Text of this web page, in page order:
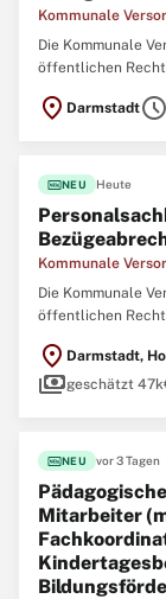
Kommunale
Die Kommunale
öffentlichen
location_on Darmstadtschedule
fiber_newNEU Heute
Kommunale
Die Kommunale
öffentlichen
location_on Darmstadt,
paymentsgeschätzt
fiber_newNEU vor 3 Tagen
Mitarbeiter